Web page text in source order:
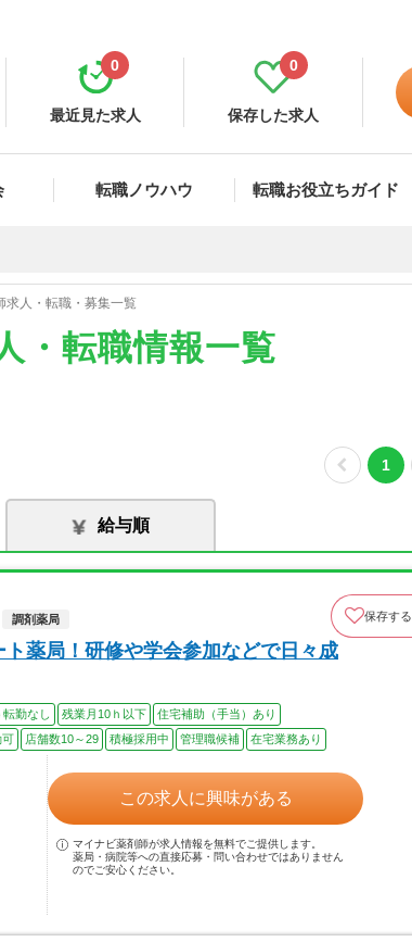
最近見た求人
0
保存した求人
0
転職ノウハウ 転職お役立ちガイド
求人・転職・募集一覧
・転職情報一覧
1
給与順
調剤薬局 保存する
薬局！研修や学会参加などで日々成
勤なし 残業月10ｈ以下
住宅補助（手当）あり
可 店舗数10～29 積極採用中 管理職候補 在宅業務あり
この求人に興味がある
マイナビ薬剤師が求人情報を無料でご提供します。
薬局・病院等への直接応募・問い合わせではありません
のでご安心ください。